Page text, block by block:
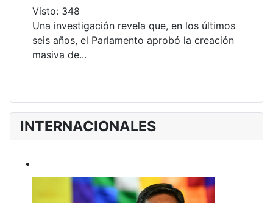
Visto: 348
Una investigación revela que, en los últimos
seis años, el Parlamento aprobó la creación
masiva de...
INTERNACIONALES